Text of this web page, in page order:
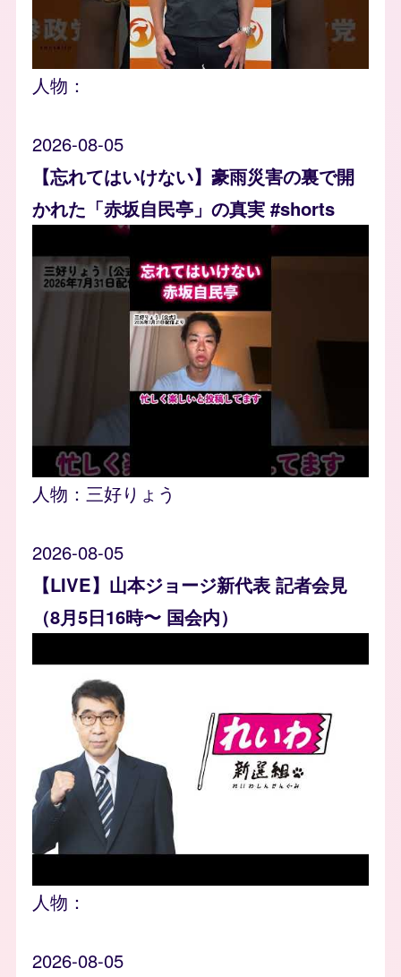
人物：
2026-08-05
【忘れてはいけない】豪雨災害の裏で開
かれた「赤坂自民亭」の真実 #shorts
人物： 三好りょう
2026-08-05
【LIVE】山本ジョージ新代表 記者会見
（8月5日16時〜 国会内）
人物：
2026-08-05